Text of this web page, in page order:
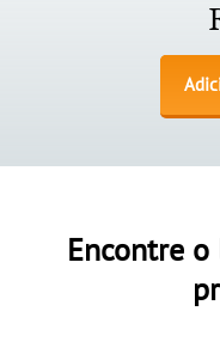
Encontre